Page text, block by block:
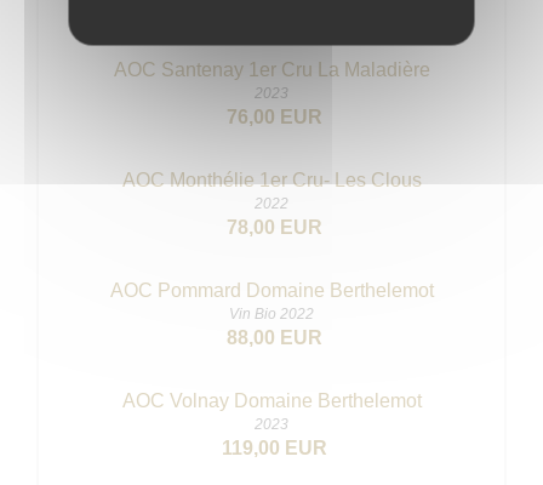
AOC Santenay 1er Cru La Maladière
2023
76,00 EUR
AOC Monthélie 1er Cru- Les Clous
2022
78,00 EUR
AOC Pommard Domaine Berthelemot
Vin Bio 2022
88,00 EUR
AOC Volnay Domaine Berthelemot
2023
119,00 EUR